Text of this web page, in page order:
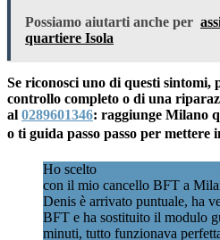
Possiamo aiutarti anche per
quartiere Isola
Se riconosci uno di questi sintomi,
controllo completo o di una
al 0289601346: raggiunge Milano
o ti guida passo passo per mettere
Ho scelto
con il mio cancello BFT a
Denis è arrivato puntuale, ha
BFT e ha sostituito il modulo
minuti, tutto funzionava